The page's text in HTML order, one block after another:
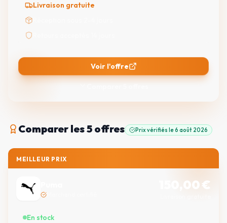
Livraison gratuite
Voir l'offre
Comparerles 5 offres Prix vérifiés le6 août 2026
MEILLEUR PRIX
150,00€
En stock